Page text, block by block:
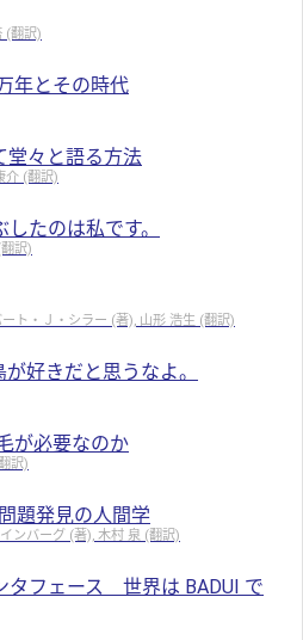
(翻訳)
年とその時代
堂々と語る方法
介 (翻訳)
たのは私です。
訳)
ト・Ｊ・シラー (著), 山形 浩生 (翻訳)
好きだと思うなよ。
が必要なのか
訳)
題発見の人間学
ンバーグ (著), 木村 泉 (翻訳)
タフェース 世界は BADUI で